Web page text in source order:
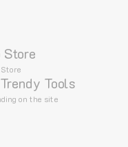
Store
Store
Tools
on the site